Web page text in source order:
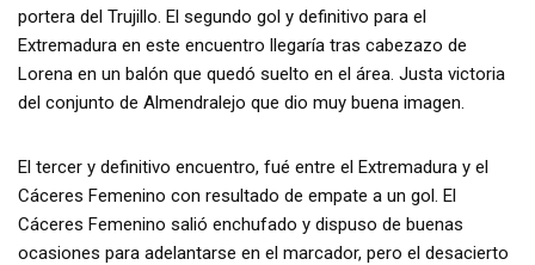
portera del Trujillo. El segundo gol y definitivo para el
Extremadura en este encuentro llegaría tras cabezazo de
Lorena en un balón que quedó suelto en el área. Justa victoria
del conjunto de Almendralejo que dio muy buena imagen.
El tercer y definitivo encuentro, fué entre el Extremadura y el
Cáceres Femenino con resultado de empate a un gol. El
Cáceres Femenino salió enchufado y dispuso de buenas
ocasiones para adelantarse en el marcador, pero el desacierto